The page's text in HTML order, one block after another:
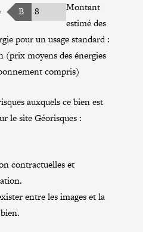
B 8
Montant
estimé des
pour un usage standard :
(prix moyens des énergies
compris)
auxquels ce bien est
le site Géorisques :
contractuelles et
entre les images et la